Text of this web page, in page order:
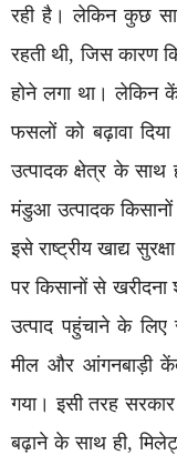
रही है। लेकिन कुछ
रहती थी, जिस कारण
होने लगा था। लेकिन
फसलों को बढ़ावा
उत्पादक क्षेत्र के साथ
मंडुआ उत्पादक
इसे राष्ट्रीय खाद्य
पर किसानों से
उत्पाद पहुंचाने के
मील और आंगनबाड़ी
गया। इसी तरह
बढ़ाने के साथ ही,